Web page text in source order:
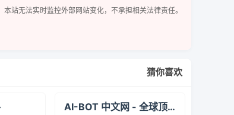
站无法实时监控外部网站变化，不承担相关法律责任。
猜你喜欢
AI-BOT 中文网 - 全球顶尖AI大模型使用指南 | 国内访问ChatGPT、Claude、Gemini方法